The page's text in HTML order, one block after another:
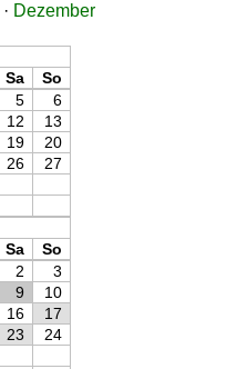
· Dezember
Sa
So
5
6
12
13
19
20
26
27
Sa
So
2
3
9
10
16
17
23
24